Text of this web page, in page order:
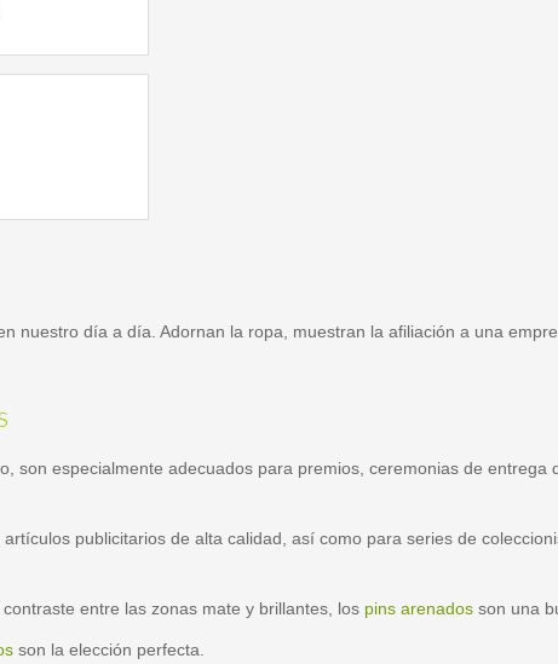
nuestro día a día. Adornan la ropa, muestran la afiliación a una
son especialmente adecuados para premios, ceremonias de entrega
publicitarios de alta calidad, así como para series de
entre las zonas mate y brillantes, los pins arenados son una
son la elección perfecta.